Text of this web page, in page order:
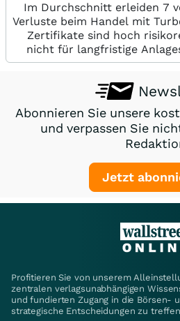
Im Durchschnitt erleiden 7
Verluste beim Handel mit
Zertifikate sind hoch
nicht für langfristige
Abonnieren Sie unsere
und verpassen Sie
Jetzt
Profitieren Sie von unserem
zentralen verlagsunabhängigen
und fundierten Zugang in die Börsen-
strategische Entscheidungen zu